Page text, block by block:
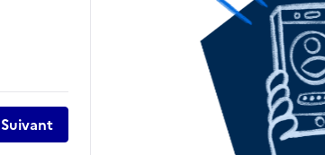
Suivant